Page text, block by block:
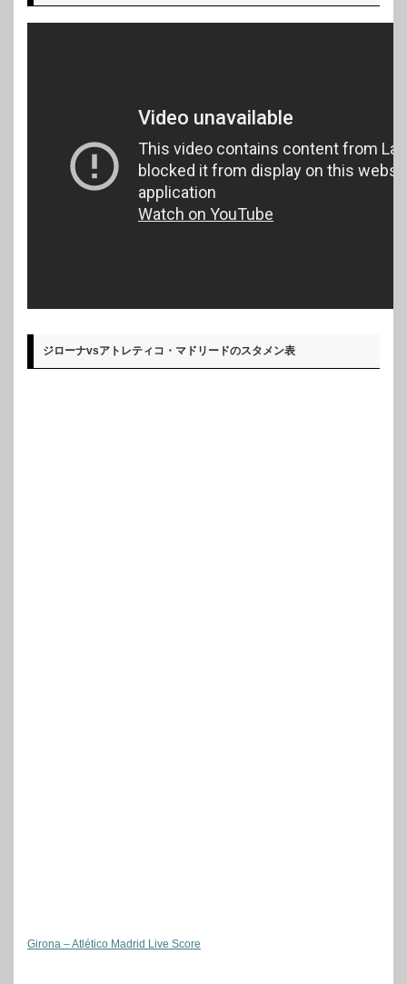
ジローナvsアトレティコ・マドリードのスタメン表
Girona – Atlético Madrid Live Score